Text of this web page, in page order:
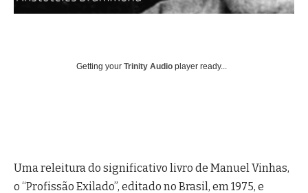
Getting your Trinity Audio player ready...
Uma releitura do significativo livro de Manuel Vinhas,
o “Profissão Exilado”, editado no Brasil, em 1975, e